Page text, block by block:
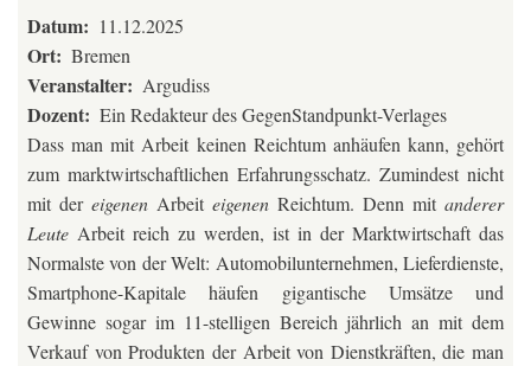
Datum 11.12.2025
Ort Bremen
Veranstalter Argudiss
Dozent
Ein Redakteur des GegenStandpunkt-Verlages
Dass man mit Arbeit keinen Reichtum anhäufen kann, gehört
zum marktwirtschaftlichen Erfahrungsschatz. Zumindest nicht
mit der eigenen Arbeit eigenen Reichtum. Denn mit anderer
Leute Arbeit reich zu werden, ist in der Marktwirtschaft das
Normalste von der Welt: Automobilunternehmen, Lieferdienste,
Smartphone-Kapitale häufen gigantische Umsätze und
Gewinne sogar im 11-stelligen Bereich jährlich an mit dem
Verkauf von Produkten der Arbeit von Dienstkräften, die man